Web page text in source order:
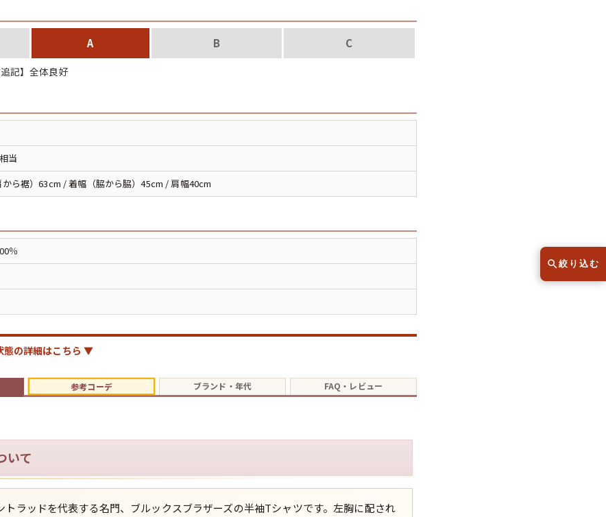
Search by Itemアイテムから探す
長袖シャツ 半袖シャツ
雑貨/小物
Search by Particularこだわりから探す
Search by Sizeサイズから探す（メンズ）
スウェット XS S M L XL
半袖シャツ XS S M L
A B C
記】全体良好
当
ら裾）63cm / 着幅（脇から脇）45cm / 肩幅40cm
％
態の詳細はこちら ▼
参考コーデ ブランド・年代 FAQ・レビュー
いて
トラッドを代表する名門、ブルックスブラザーズの半袖Tシャツです。左胸に配され
絞り込む